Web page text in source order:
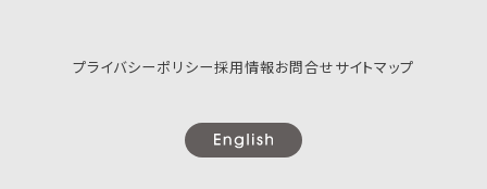
プライバシーポリシー採用情報お問合せサイトマップ